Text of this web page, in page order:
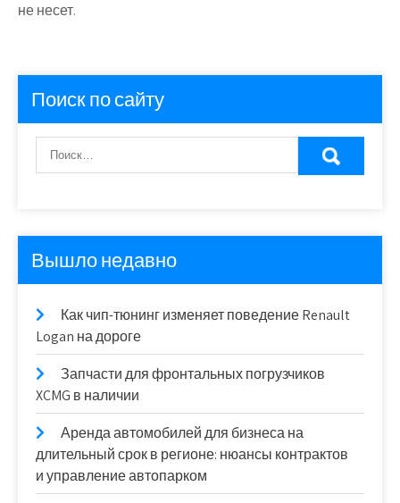
не несет.
Поиск по сайту
Вышло недавно
Как чип-тюнинг изменяет поведение Renault
Logan на дороге
Запчасти для фронтальных погрузчиков
XCMG в наличии
Аренда автомобилей для бизнеса на
длительный срок в регионе: нюансы контрактов
и управление автопарком